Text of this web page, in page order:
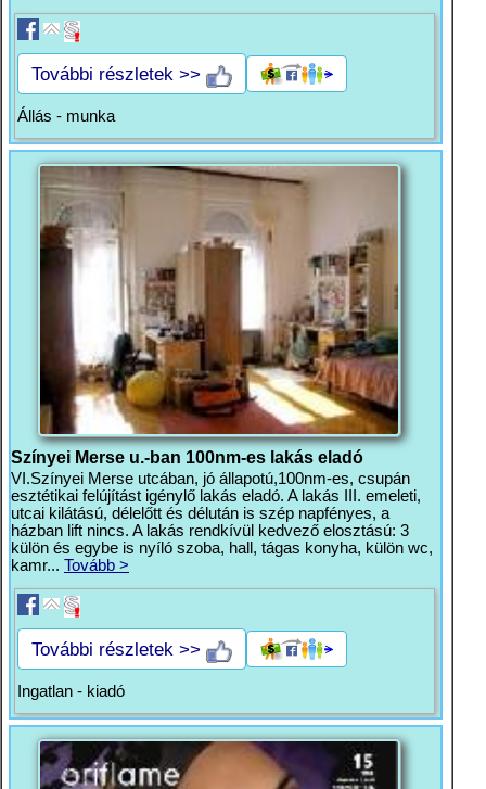
További részletek >>
Állás - munka
Színyei Merse u.-ban 100nm-es lakás eladó
VI.Színyei Merse utcában, jó állapotú,100nm-es, csupán
esztétikai felújítást igénylő lakás eladó. A lakás III. emeleti,
utcai kilátású, délelőtt és délután is szép napfényes, a
házban lift nincs. A lakás rendkívül kedvező elosztású: 3
külön és egybe is nyíló szoba, hall, tágas konyha, külön wc,
kamr... Tovább >
További részletek >>
Ingatlan - kiadó